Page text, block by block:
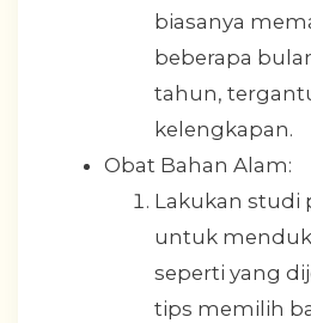
biasanya
beberapa
tahun,
kelengkapan.
Obat Bahan Alam:
Lakukan studi
untuk
seperti yang
tips memilih